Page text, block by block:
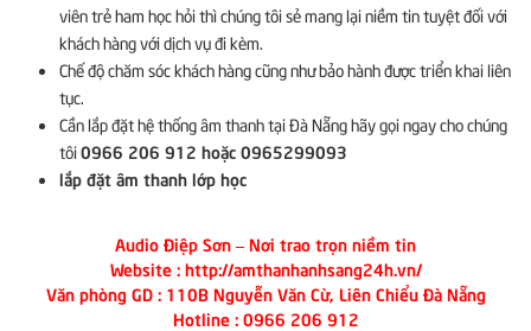
viên trẻ ham học hỏi thì chúng tôi sẻ mang lại niềm tin tuyệt đối với
khách hàng với dịch vụ đi kèm.
Chế độ chăm sóc khách hàng cũng như bảo hành được triển khai liên
tục.
Cần lắp đặt hệ thống âm thanh tại Đà Nẵng hãy gọi ngay cho chúng
tôi0966 206 912 hoặc 0965299093
lắp đặt âm thanh lớp học
Audio Điệp Sơn – Nơi trao trọn niềm tin
Website : http://amthanhanhsang24h.vn/
Văn phòng GD : 110B Nguyễn Văn Cừ, Liên Chiểu Đà Nẵng
Hotline : 0966 206 912